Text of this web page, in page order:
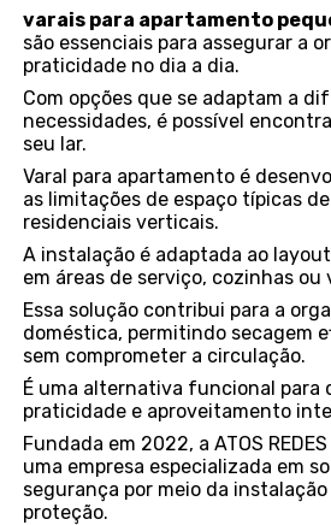
varais para apartamento
são essenciais para assegurar a
praticidade no dia a dia.
Com opções que se adaptam a
necessidades, é possível
seu lar.
Varal para apartamento é
as limitações de espaço típicas
residenciais verticais.
A instalação é adaptada ao
em áreas de serviço, cozinhas ou
Essa solução contribui para a
doméstica, permitindo secagem
sem comprometer a circulação.
É uma alternativa funcional para
praticidade e aproveitamento
Fundada em 2022, a ATOS REDES
uma empresa especializada em
segurança por meio da
proteção.